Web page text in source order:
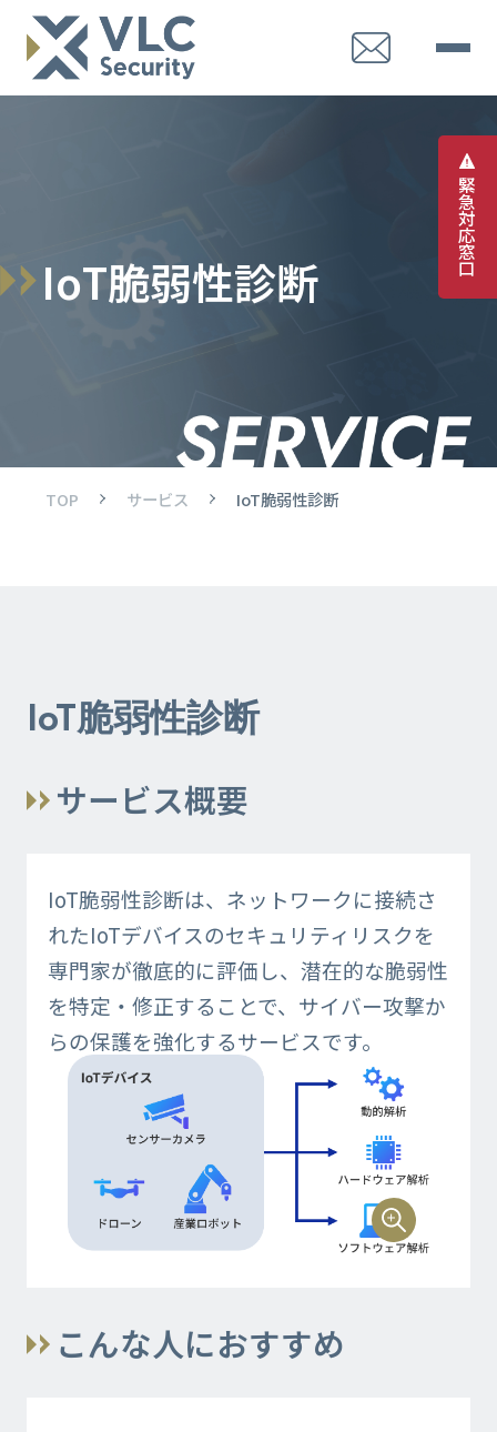
緊
急
対
応
窓
口
IoT脆弱性診断
TOP サービス IoT脆弱性診断
IoT脆弱性診断
サービス概要
IoT脆弱性診断は、ネットワークに接続さ
れたIoTデバイスのセキュリティリスクを
専門家が徹底的に評価し、潜在的な脆弱性
を特定・修正することで、サイバー攻撃か
らの保護を強化するサービスです。
こんな人におすすめ